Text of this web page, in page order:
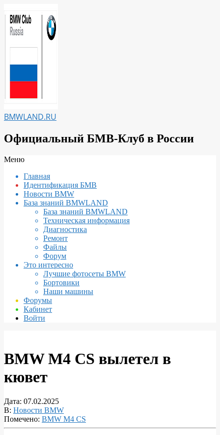
к
содержимому
BMWLAND.RU
Официальный БМВ-Клуб в России
Вторичное
навигации
Меню
Главная
Идентификация БМВ
Новости BMW
База знаний BMWLAND
База знаний BMWLAND
Техническая информация
Диагностика
Ремонт
Файлы
Форум
Это интересно
Лучшие фотосеты BMW
Бортовики
Наши машины
Форумы
Кабинет
Войти
BMW M4 CS вылетел в
кювет
Дата: 07.02.2025
В: Новости BMW
Помечено: BMW M4 CS